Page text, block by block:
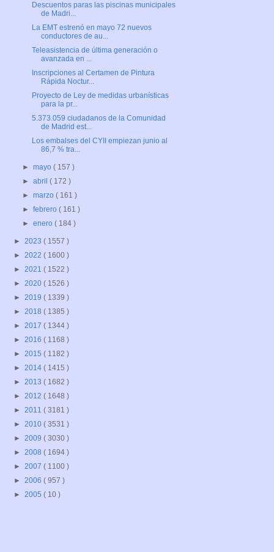
Descuentos paras las piscinas municipales
de Madri...
La EMT estrenó en mayo 72 nuevos
conductores de au...
Teleasistencia de última generación o
avanzada en ...
Inscripciones al Certamen de Pintura
Rápida Noctur...
Proyecto de Ley de medidas urbanísticas
para la pr...
5.373.059 ciudadanos de la Comunidad
de Madrid est...
Los embalses del CYII empiezan junio al
86,7 % tra...
►mayo( 157 )
►abril( 172 )
►marzo( 161 )
►febrero( 161 )
►enero( 184 )
► 2023 ( 1557 )
► 2022 ( 1600 )
► 2021 ( 1522 )
► 2020 ( 1526 )
► 2019 ( 1339 )
► 2018 ( 1385 )
► 2017 ( 1344 )
► 2016 ( 1168 )
► 2015 ( 1182 )
► 2014 ( 1415 )
► 2013 ( 1682 )
► 2012 ( 1648 )
► 2011 ( 3181 )
► 2010 ( 3531 )
► 2009 ( 3030 )
► 2008 ( 1694 )
► 2007 ( 1100 )
► 2006 ( 957 )
► 2005 ( 10 )